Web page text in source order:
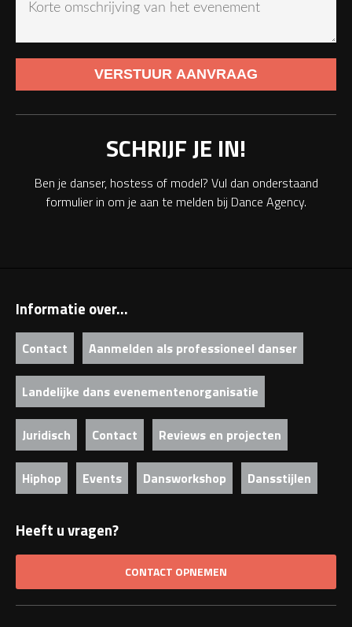
SCHRIJF JE IN!
Ben je danser, hostess of model? Vul dan onderstaand
formulier in om je aan te melden bij Dance Agency.
Informatie over...
Contact Aanmelden als professioneel danser
Landelijke dans evenementenorganisatie
Juridisch Contact Reviews en projecten
Hiphop Events Dansworkshop Dansstijlen
Heeft u vragen?
CONTACT OPNEMEN